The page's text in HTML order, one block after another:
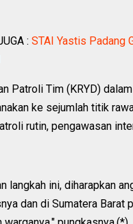
: STAI Yastis Padang
Patroli Tim (KRYD)
ke sejumlah titik
rutin, pengawasan
langkah ini, diharapkan
dan di Sumatera Barat